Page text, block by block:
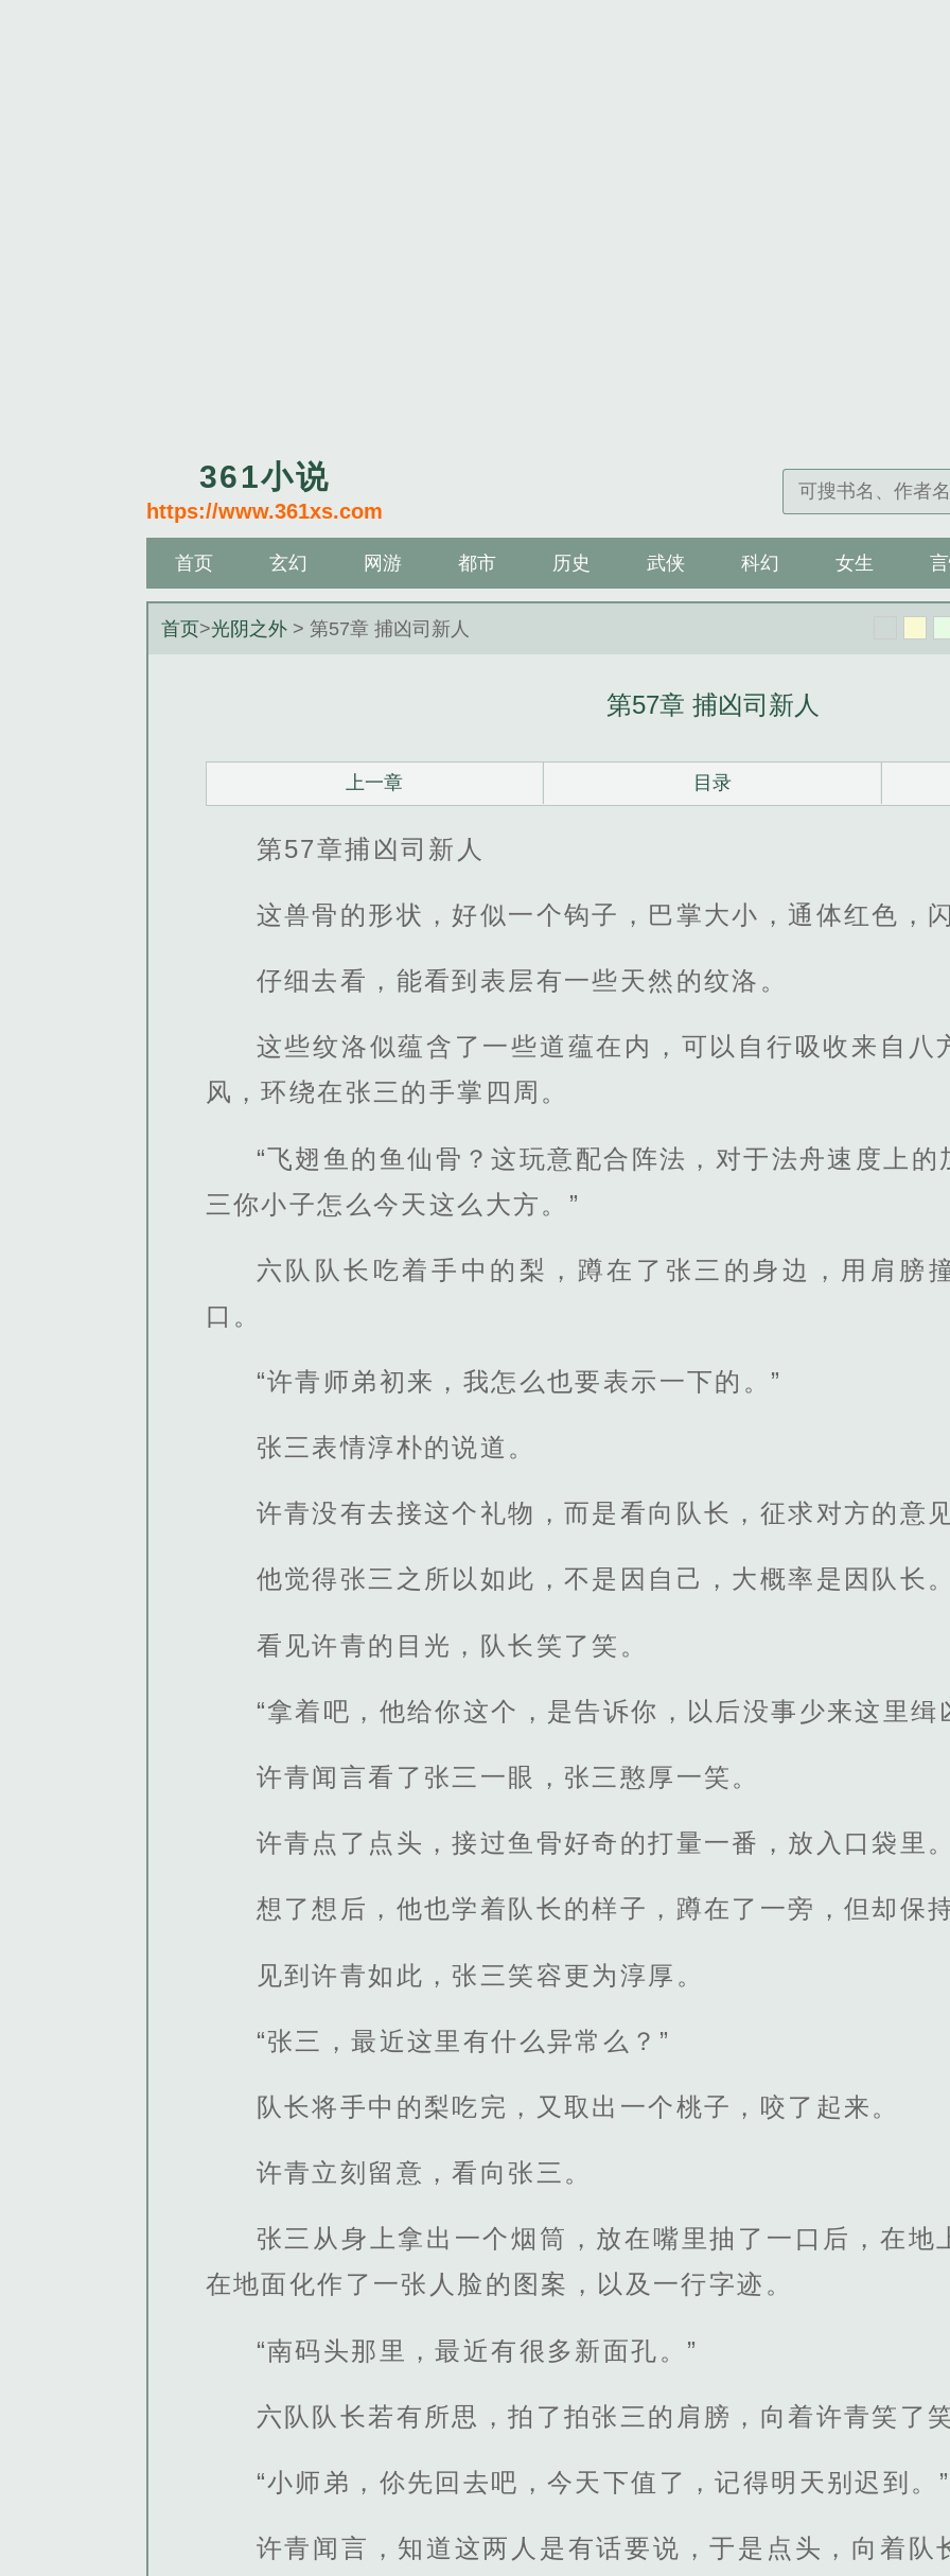
361小说
https://www.361xs.com
首页 玄幻 网游 都市 历史 武侠 科幻 女生
首页>光阴之外 > 第57章 捕凶司新人
第57章 捕凶司新人
上一章 目录
第57章捕凶司新人
这兽骨的形状，好似一个钩子，巴掌大小，通体红色，
仔细去看，能看到表层有一些天然的纹洛。
这些纹洛似蕴含了一些道蕴在内，可以自行吸收来自八
风，环绕在张三的手掌四周。
“飞翅鱼的鱼仙骨？这玩意配合阵法，对于法舟速度上
三你小子怎么今天这么大方。”
六队队长吃着手中的梨，蹲在了张三的身边，用肩膀
口。
“许青师弟初来，我怎么也要表示一下的。”
张三表情淳朴的说道。
许青没有去接这个礼物，而是看向队长，征求对方的意见
他觉得张三之所以如此，不是因自己，大概率是因队长。
看见许青的目光，队长笑了笑。
“拿着吧，他给你这个，是告诉你，以后没事少来这里缉
许青闻言看了张三一眼，张三憨厚一笑。
许青点了点头，接过鱼骨好奇的打量一番，放入口袋里。
想了想后，他也学着队长的样子，蹲在了一旁，但却保
见到许青如此，张三笑容更为淳厚。
“张三，最近这里有什么异常么？”
队长将手中的梨吃完，又取出一个桃子，咬了起来。
许青立刻留意，看向张三。
张三从身上拿出一个烟筒，放在嘴里抽了一口后，在地
在地面化作了一张人脸的图案，以及一行字迹。
“南码头那里，最近有很多新面孔。”
六队队长若有所思，拍了拍张三的肩膀，向着许青笑了笑
“小师弟，伱先回去吧，今天下值了，记得明天别迟到。”
许青闻言，知道这两人是有话要说，于是点头，向着队